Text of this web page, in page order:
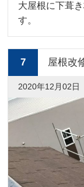
大屋根に下葺
す。
7 屋根改
2020年12月02日